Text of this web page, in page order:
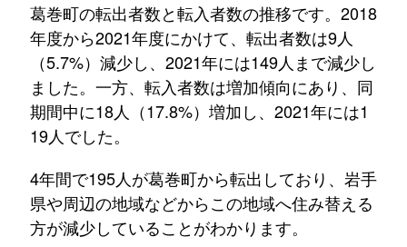
葛巻町の転出者数と転入者数の推移です。2018
年度から2021年度にかけて、転出者数は9人
（5.7%）減少し、2021年には149人まで減少し
ました。一方、転入者数は増加傾向にあり、同
期間中に18人（17.8%）増加し、2021年には1
19人でした。
4年間で195人が葛巻町から転出しており、岩手
県や周辺の地域などからこの地域へ住み替える
方が減少していることがわかります。